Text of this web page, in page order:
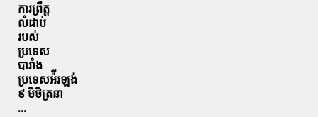
ការព្រឹត្ត
លំដាប់
របស់
ប្រទេស
បារាំង
ប្រទេសអ៉ីរឡង់
៩ មិថិត្រនា
...